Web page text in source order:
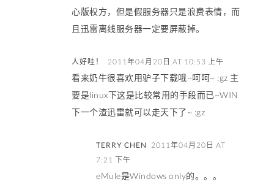
心版权方，但是假服务器只是浪费表情，而
且迅雷离线服务器一定要屏蔽掉。
人好哇！ 2011年04月20日 AT 10:53 上午
看来奶牛很喜欢用驴子下载哦~呵呵~ :gz 主
要是linux下这是比较常用的手段而已~WIN
下一个渣迅雷就可以走天下了~ :gz
TERRY CHEN
2011年04月20日 AT
7:21 下午
eMule是Windows only的。。。